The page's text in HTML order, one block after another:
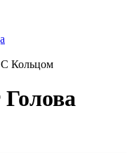
С Кольцом